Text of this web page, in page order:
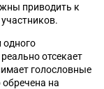
приводить к
одного
отсекает
голословные
на